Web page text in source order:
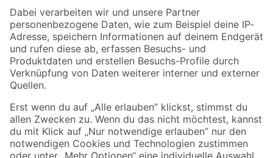
Zahlungsarten Versandarten
Sicher einkaufen
Jetzt die toom-App herunterladen